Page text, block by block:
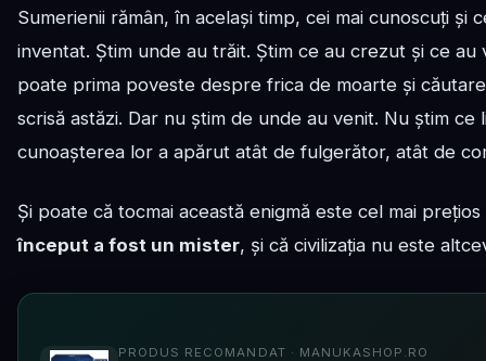
Sumerienii rămân, în același timp, cei mai cunoscuți și
inventat. Știm unde au trăit. Știm ce au crezut și ce
poate prima poveste despre frica de moarte și
scrisă astăzi. Dar nu știm de unde au venit. Nu știm
cunoașterea lor a apărut atât de fulgerător, atât de
Și poate că tocmai această enigmă este cel mai
început a fost un mister, și că civilizația nu este
PRODUS RECOMANDAT · MANUKASHOP.RO